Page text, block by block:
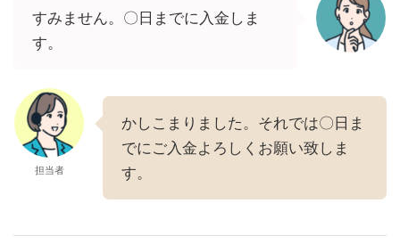
すみません。〇日までに入金しま
す。
担当者
かしこまりました。それでは〇日ま
でにご入金よろしくお願い致しま
す。